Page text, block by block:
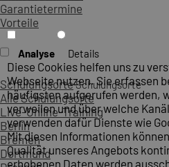
Garantietermine
Vorteile
SchulungsorteSchulungsorte
Alle Schulungsorte
Live-Online-Training
Berlin
Bremen
Dortmund
Analyse Details
Diese Cookies helfen uns zu
Webseite nutzen. Sie erfassen
häufigsten aufgerufen werden,
verweilen und über welche
verwenden dafür Dienste wie
Mit diesen Informationen
Qualität unseres Angebots
erhobenen Daten werden